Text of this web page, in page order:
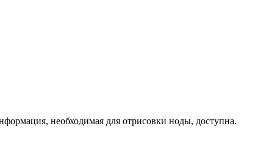
необходимая для отрисовки ноды, доступна.